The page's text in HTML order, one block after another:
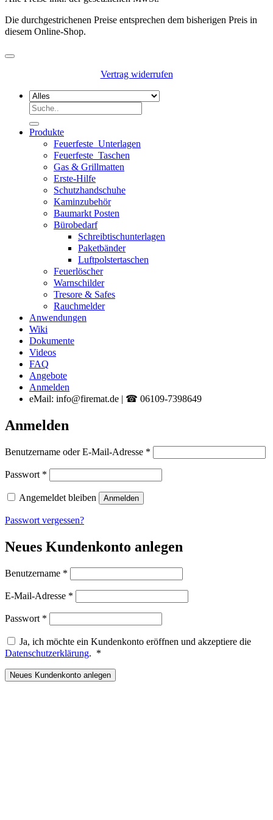
Die durchgestrichenen Preise entsprechen dem bisherigen Preis in
diesem Online-Shop.
Vertrag widerrufen
Suchen
Produkte
Feuerfeste_Unterlagen
Feuerfeste_Taschen
Gas & Grillmatten
Erste-Hilfe
Schutzhandschuhe
Kaminzubehör
Baumarkt Posten
Bürobedarf
Schreibtischunterlagen
Paketbänder
Luftpolstertaschen
Feuerlöscher
Warnschilder
Tresore & Safes
Rauchmelder
Anwendungen
Wiki
Dokumente
Videos
FAQ
Angebote
Anmelden
eMail: info@firemat.de | ☎ 06109-7398649
Anmelden
Benutzername oder E-Mail-Adresse *
Passwort *
Angemeldet bleiben Anmelden
Passwort vergessen?
Neues Kundenkonto anlegen
Benutzername *
E-Mail-Adresse *
Passwort *
Ja, ich möchte ein Kundenkonto eröffnen und akzeptiere die
Datenschutzerklärung. *
Neues Kundenkonto anlegen